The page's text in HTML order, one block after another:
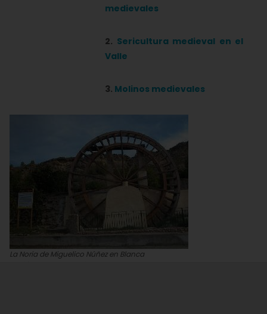
medievales
2. Sericultura medieval en el
Valle
3. Molinos medievales
La Noria de Miguelico Núñez en Blanca